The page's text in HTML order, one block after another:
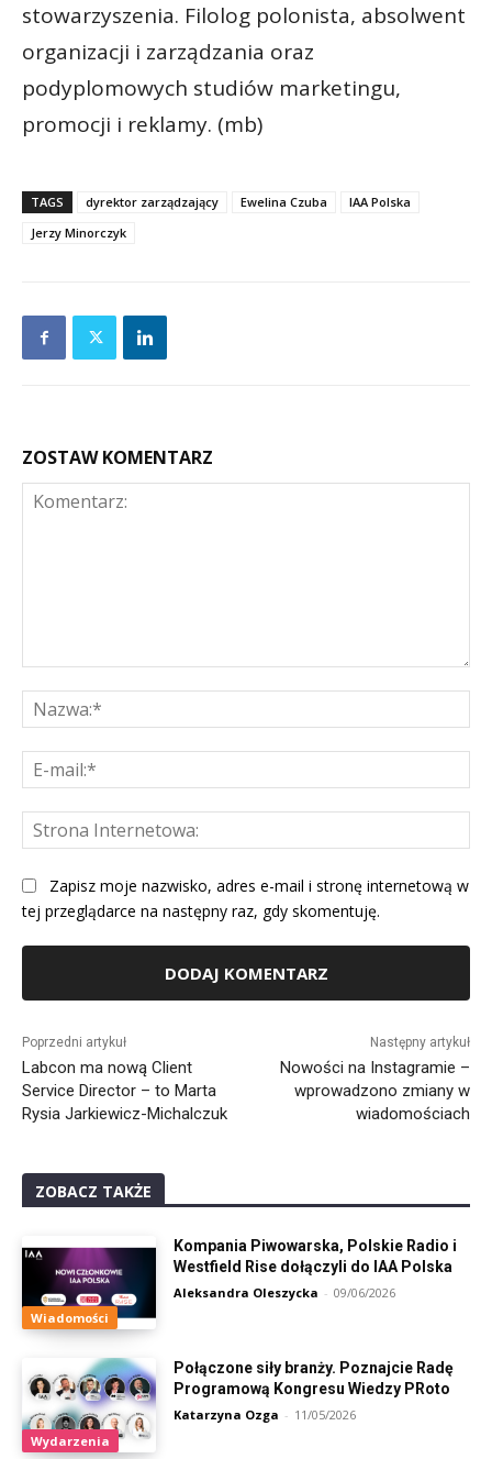
stowarzyszenia. Filolog polonista, absolwent
organizacji i zarządzania oraz
podyplomowych studiów marketingu,
promocji i reklamy. (mb)
TAGS dyrektor zarządzający Ewelina Czuba
IAA Polska
Jerzy Minorczyk
ZOSTAW KOMENTARZ
Zapisz moje nazwisko, adres e-mail i stronę internetową w
tej przeglądarce na następny raz, gdy skomentuję.
Poprzedni artykuł
Labcon ma nową Client
Service Director – to Marta
Rysia Jarkiewicz-Michalczuk
Następny artykuł
Nowości na Instagramie –
wprowadzono zmiany w
wiadomościach
ZOBACZ TAKŻE
Wiadomości
Kompania Piwowarska, Polskie Radio i
Westfield Rise dołączyli do IAA Polska
Aleksandra Oleszycka - 09/06/2026
Wydarzenia
Połączone siły branży. Poznajcie Radę
Programową Kongresu Wiedzy PRoto
Katarzyna Ozga - 11/05/2026